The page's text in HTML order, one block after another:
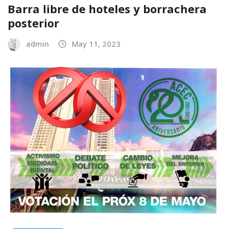
Barra libre de hoteles y borrachera
posterior
admin May 11, 2023